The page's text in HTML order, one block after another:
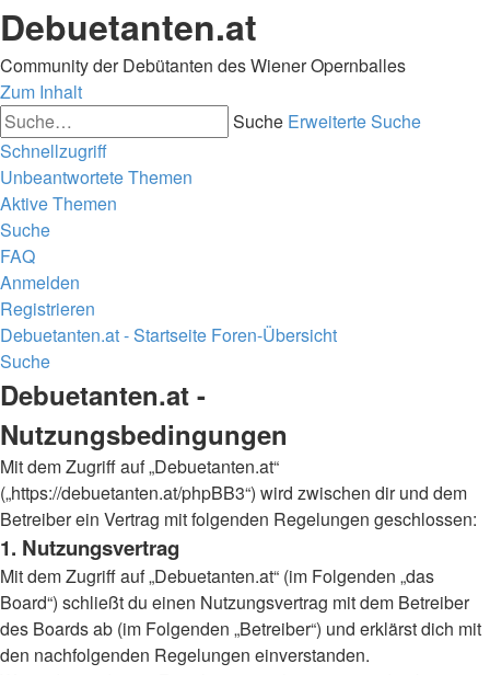
Debuetanten.at
Community der Debütanten des Wiener Opernballes
Zum Inhalt
Suche Erweiterte Suche
Schnellzugriff
Unbeantwortete Themen
Aktive Themen
Suche
FAQ
Anmelden
Registrieren
Debuetanten.at - Startseite Foren-Übersicht
Suche
Debuetanten.at -
Nutzungsbedingungen
Mit dem Zugriff auf „Debuetanten.at“
(„https://debuetanten.at/phpBB3“) wird zwischen dir und dem
Betreiber ein Vertrag mit folgenden Regelungen geschlossen:
1. Nutzungsvertrag
Mit dem Zugriff auf „Debuetanten.at“ (im Folgenden „das
Board“) schließt du einen Nutzungsvertrag mit dem Betreiber
des Boards ab (im Folgenden „Betreiber“) und erklärst dich mit
den nachfolgenden Regelungen einverstanden.